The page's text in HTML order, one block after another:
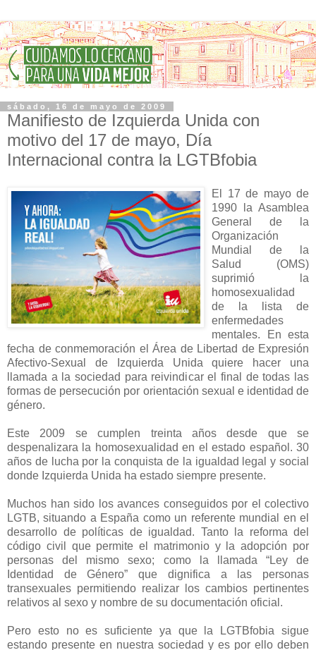
sábado, 16 de mayo de 2009
Manifiesto de Izquierda Unida con
motivo del 17 de mayo, Día
Internacional contra la LGTBfobia
El 17 de mayo de
1990 la Asamblea
General de la
Organización
Mundial de la
Salud (OMS)
suprimió la
homosexualidad
de la lista de
enfermedades
mentales. En esta
fecha de conmemoración el Área de Libertad de Expresión
Afectivo-Sexual de Izquierda Unida quiere hacer una
llamada a la sociedad para reivindicar el final de todas las
formas de persecución por orientación sexual e identidad de
género.
Este 2009 se cumplen treinta años desde que se
despenalizara la homosexualidad en el estado español. 30
años de lucha por la conquista de la igualdad legal y social
donde Izquierda Unida ha estado siempre presente.
Muchos han sido los avances conseguidos por el colectivo
LGTB, situando a España como un referente mundial en el
desarrollo de políticas de igualdad. Tanto la reforma del
código civil que permite el matrimonio y la adopción por
personas del mismo sexo; como la llamada “Ley de
Identidad de Género” que dignifica a las personas
transexuales permitiendo realizar los cambios pertinentes
relativos al sexo y nombre de su documentación oficial.
Pero esto no es suficiente ya que la LGTBfobia sigue
estando presente en nuestra sociedad y es por ello deben